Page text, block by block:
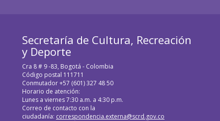
Secretaría de Cultura, Recreación
y Deporte
Cra 8 # 9 -83, Bogotá - Colombia
Código postal 111711
Conmutador +57 (601) 327 48 50
Horario de atención:
Lunes a viernes 7:30 a.m. a 4:30 p.m.
Correo de contacto con la
ciudadanía: correspondencia.externa@scrd.gov.co